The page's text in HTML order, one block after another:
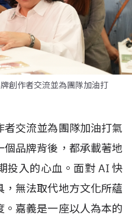
創作者交流並為團隊加油打
交流並為團隊加油打氣
品牌背後，都承載著地
投入的心血。面對 AI快
無法取代地方文化所蘊
嘉義是一座以人為本的